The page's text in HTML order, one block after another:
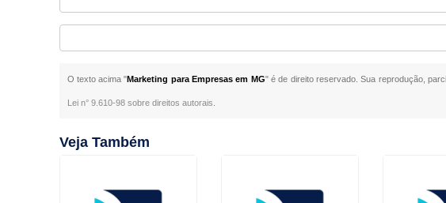
O texto acima "Marketing para Empresas em MG" é de direito reservado. Sua reprodução,
Lei n° 9.610-98 sobre direitos autorais
Veja Também